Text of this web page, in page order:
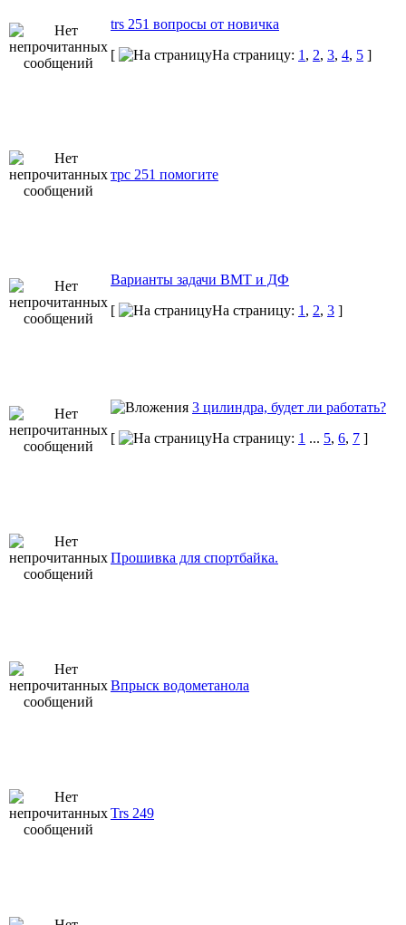
trs 251 вопросы от новичка
[
На страницу: 1 , 2, 3, 4, 5 ]
трс 251 помогите
Варианты задачи ВМТ и ДФ
[
На страницу: 1 , 2, 3 ]
3 цилиндра, будет ли работать?
[
На страницу: 1 ... 5, 6, 7 ]
Прошивка для спортбайка.
Впрыск водометанола
Trs 249